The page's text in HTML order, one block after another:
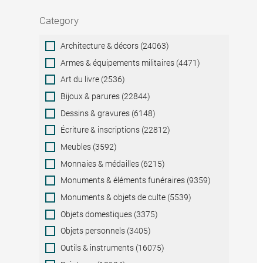
Category
Category
Architecture & décors (24063)
Armes & équipements militaires (4471)
Art du livre (2536)
Bijoux & parures (22844)
Dessins & gravures (6148)
Écriture & inscriptions (22812)
Meubles (3592)
Monnaies & médailles (6215)
Monuments & éléments funéraires (9359)
Monuments & objets de culte (5539)
Objets domestiques (3375)
Objets personnels (3405)
Outils & instruments (16075)